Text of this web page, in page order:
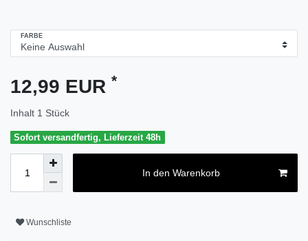
FARBE
12,99 EUR *
Inhalt 1 Stück
Sofort versandfertig, Lieferzeit 48h
In den Warenkorb
Wunschliste